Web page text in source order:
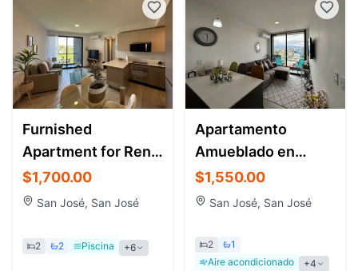
Furnished
Apartment for Rent
in La Sabana Costa
Rica | Núcleo
$1,700.00
San José, San José
2 2 Piscina +6
Apartamento
Amueblado en
Alquiler Barrio
Escalante | 2
$1,550.00
San José, San José
2
1
Aire acondicionado
+4